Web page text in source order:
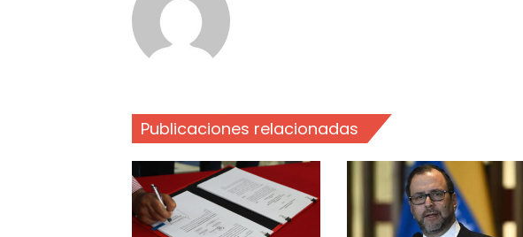
Publicaciones relacionadas